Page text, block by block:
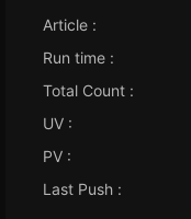
Article :
Run time :
Total Count :
UV :
PV :
Last Push :